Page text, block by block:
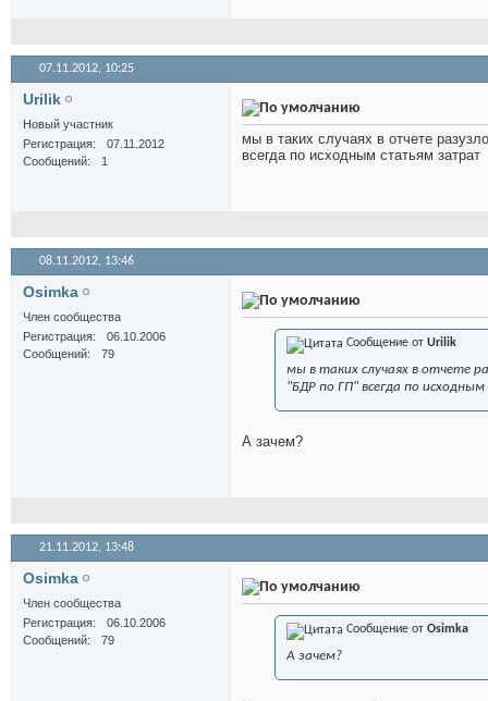
07.11.2012, 10:25
Urilik
Новый участник
Регистрация
07.11.2012
Сообщений
1
мы в таких случаях в отчете
всегда по исходным статьям затрат
08.11.2012, 13:46
Osimka
Член сообщества
Регистрация
06.10.2006
Сообщений
79
Сообщение от Urilik
мы в таких случаях в отчете
"БДР по ГП" всегда по
А зачем?
21.11.2012, 13:48
Osimka
Член сообщества
Регистрация
06.10.2006
Сообщений
79
Сообщение от Osimka
А зачем?